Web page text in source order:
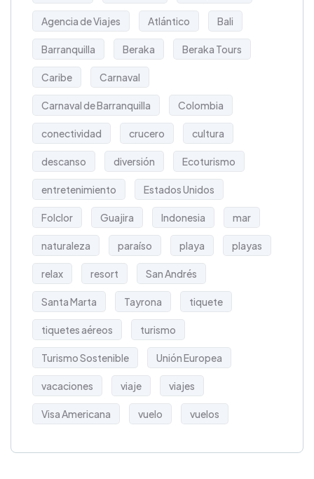
Agencia de Viajes Atlántico Bali
Barranquilla Beraka Beraka Tours
Caribe Carnaval
Carnaval de Barranquilla Colombia
conectividad crucero cultura
descanso diversión Ecoturismo
entretenimiento Estados Unidos
Folclor Guajira Indonesia mar
naturaleza paraíso playa playas
relax resort San Andrés
Santa Marta Tayrona tiquete
tiquetes aéreos turismo
Turismo Sostenible Unión Europea
vacaciones viaje viajes
Visa Americana vuelo vuelos